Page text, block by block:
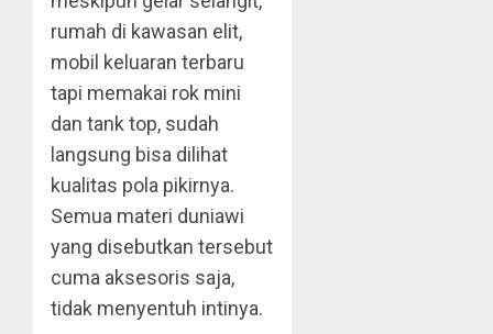
rumah di kawasan elit,
mobil keluaran terbaru
tapi memakai rok mini
dan tank top, sudah
langsung bisa dilihat
kualitas pola pikirnya.
Semua materi duniawi
yang disebutkan tersebut
cuma aksesoris saja,
tidak menyentuh intinya.